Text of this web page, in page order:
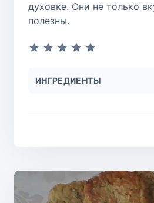
духовке. Они не только
полезны.
ИНГРЕДИЕНТЫ